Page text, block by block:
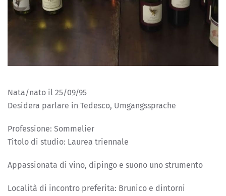
Nata/nato il 25/09/95
Desidera parlare in Tedesco, Umgangssprache
Professione: Sommelier
Titolo di studio: Laurea triennale
Appassionata di vino, dipingo e suono uno strumento
Località di incontro preferita: Brunico e dintorni